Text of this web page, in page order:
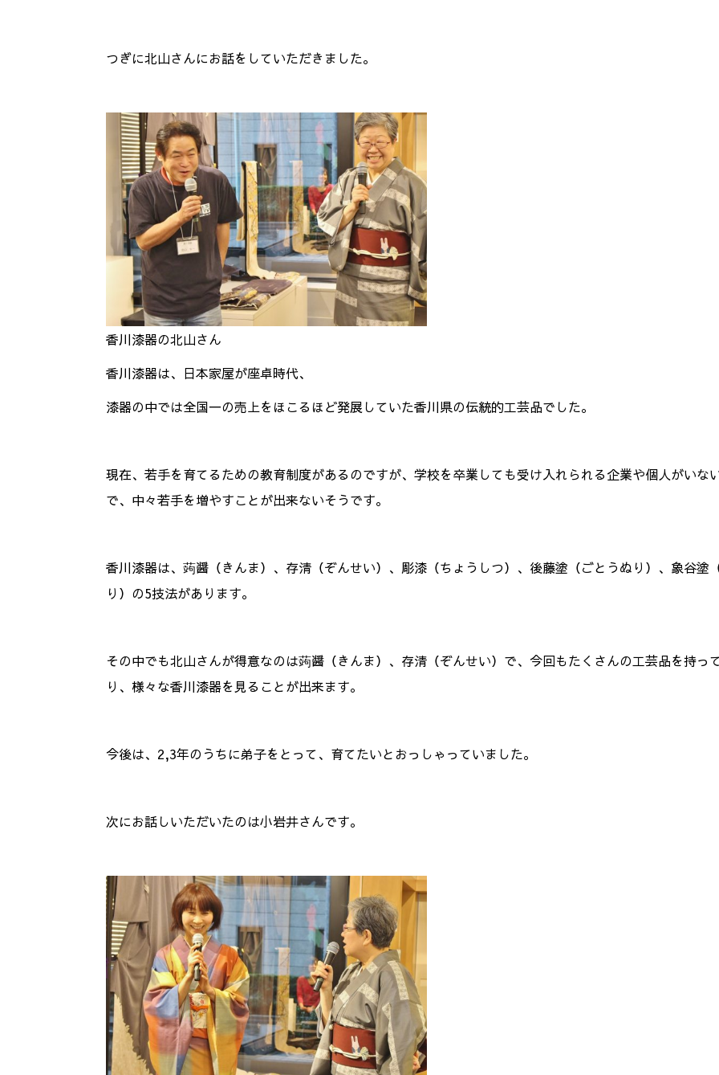
つぎに北山さんにお話をしていただきました。
香川漆器の北山さん
香川漆器は、日本家屋が座卓時代、
漆器の中では全国一の売上をほこるほど発展していた香川県の伝統的工芸品でした。
現在、若手を育てるための教育制度があるのですが、学校を卒業しても受け入れられる企業や個人がいな
で、中々若手を増やすことが出来ないそうです。
香川漆器は、蒟醤（きんま）、存清（ぞんせい）、彫漆（ちょうしつ）、後藤塗（ごとうぬり）、象谷塗
り）の5技法があります。
その中でも北山さんが得意なのは蒟醤（きんま）、存清（ぞんせい）で、今回もたくさんの工芸品を持っ
り、様々な香川漆器を見ることが出来ます。
今後は、2,3年のうちに弟子をとって、育てたいとおっしゃっていました。
次にお話しいただいたのは小岩井さんです。